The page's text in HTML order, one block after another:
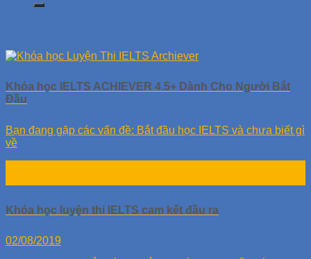
Khóa học IELTS ACHIEVER 4.5+ Dành Cho Người Bắt
Đầu
Bạn đang gặp các vấn đề: Bắt đầu học IELTS và chưa biết gì
về
Khóa học luyện thi IELTS cam kết đầu ra
02/08/2019